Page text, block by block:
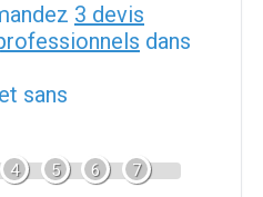
3 devis
dans
sans
4 5 6 7